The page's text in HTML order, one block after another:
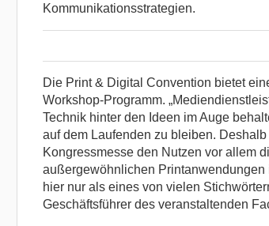
Kommunikationsstrategien.
Die Print & Digital Convention bietet
Workshop-Programm.
Technik hinter den Ideen im Auge
auf dem Laufenden zu bleiben.
Kongressmesse den Nutzen vor allem
außergewöhnlichen
hier nur als eines von vielen
Geschäftsführer des veranstaltenden